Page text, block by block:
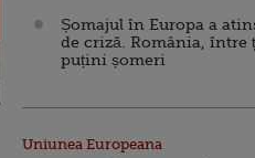
Șomajul în Europa a
de criză. România, între
puțini șomeri
Uniunea Europeana